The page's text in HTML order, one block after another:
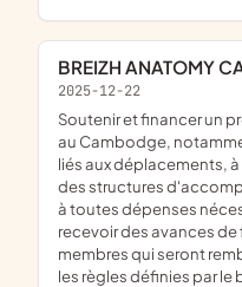
BREIZH ANATOMY
2025-12-22
soutenir et financer un projet étudiant en soins infirmiers
au Cambodge,
liés aux déplacements,
des structures
à toutes dépenses
recevoir des avances
membres qui seront
les règles définies par le